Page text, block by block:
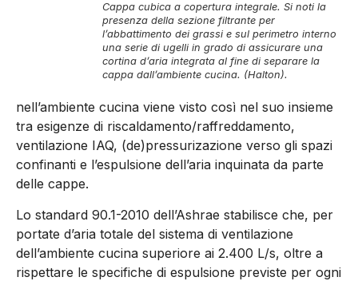
Cappa cubica a copertura integrale. Si noti la
presenza della sezione filtrante per
l’abbattimento dei grassi e sul perimetro interno
una serie di ugelli in grado di assicurare una
cortina d’aria integrata al fine di separare la
cappa dall’ambiente cucina. (Halton).
nell’ambiente cucina viene visto così nel suo insieme
tra esigenze di riscaldamento/raffreddamento,
ventilazione IAQ, (de)pressurizazione verso gli spazi
confinanti e l’espulsione dell’aria inquinata da parte
delle cappe.
Lo standard 90.1-2010 dell’Ashrae stabilisce che, per
portate d’aria totale del sistema di ventilazione
dell’ambiente cucina superiore ai 2.400 L/s, oltre a
rispettare le specifiche di espulsione previste per ogni